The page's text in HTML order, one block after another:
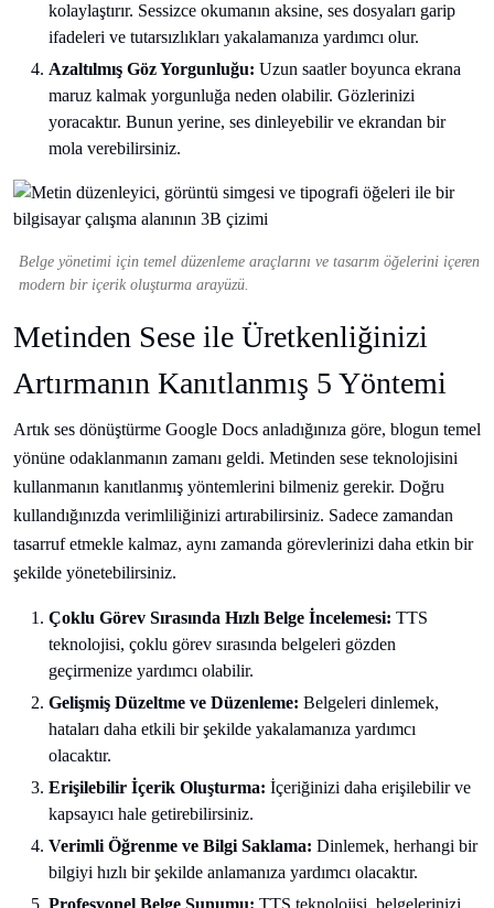
kolaylaştırır. Sessizce okumanın aksine, ses dosyaları garip
ifadeleri ve tutarsızlıkları yakalamanıza yardımcı olur.
Azaltılmış Göz Yorgunluğu: Uzun saatler boyunca ekrana
maruz kalmak yorgunluğa neden olabilir. Gözlerinizi
yoracaktır. Bunun yerine, ses dinleyebilir ve ekrandan bir
mola verebilirsiniz.
Belge yönetimi için temel düzenleme araçlarını ve tasarım öğelerini içeren
modern bir içerik oluşturma arayüzü.
Metinden Sese ile Üretkenliğinizi
Artırmanın Kanıtlanmış 5 Yöntemi
Artık ses dönüştürme Google Docs anladığınıza göre, blogun temel
yönüne odaklanmanın zamanı geldi. Metinden sese teknolojisini
kullanmanın kanıtlanmış yöntemlerini bilmeniz gerekir. Doğru
kullandığınızda verimliliğinizi artırabilirsiniz. Sadece zamandan
tasarruf etmekle kalmaz, aynı zamanda görevlerinizi daha etkin bir
şekilde yönetebilirsiniz.
Çoklu Görev Sırasında Hızlı Belge İncelemesi: TTS
teknolojisi, çoklu görev sırasında belgeleri gözden
geçirmenize yardımcı olabilir.
Gelişmiş Düzeltme ve Düzenleme: Belgeleri dinlemek,
hataları daha etkili bir şekilde yakalamanıza yardımcı
olacaktır.
Erişilebilir İçerik Oluşturma: İçeriğinizi daha erişilebilir ve
kapsayıcı hale getirebilirsiniz.
Verimli Öğrenme ve Bilgi Saklama: Dinlemek, herhangi bir
bilgiyi hızlı bir şekilde anlamanıza yardımcı olacaktır.
Profesyonel Belge Sunumu: TTS teknolojisi, belgelerinizi